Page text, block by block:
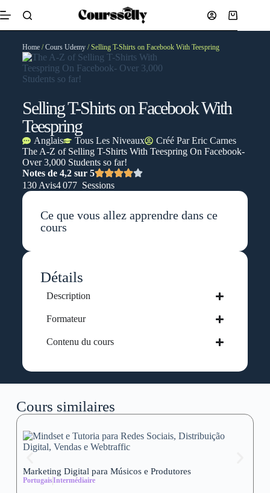
Home/Cours Udemy/ Selling T-Shirts on Facebook With Teespring
Selling T-Shirts on Facebook With
Teespring
Anglais Tous Les Niveaux Créé ParEric Carnes
The A-Z of Selling T-Shirts With Teespring On Facebook-
Over 3,000 Students so far!
Notes de 4,2 sur 5
130 Avis4 077 Sessions
Ce que vous allez apprendre dans ce
cours
Détails
Description
Formateur
Contenu du cours
Cours similaires
Marketing Digital para Músicos e Produtores
PortugaisIntermédiaire